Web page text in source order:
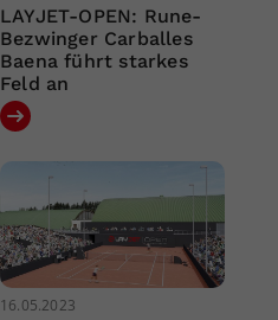
LAYJET-OPEN: Rune-
Bezwinger Carballes
Baena führt starkes
Feld an
16.05.2023